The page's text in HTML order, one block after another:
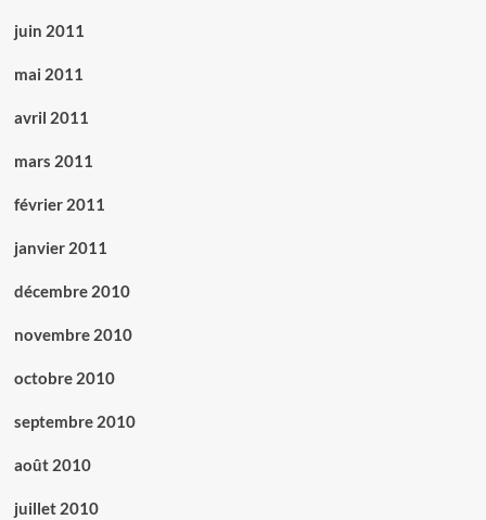
juin 2011
mai 2011
avril 2011
mars 2011
février 2011
janvier 2011
décembre 2010
novembre 2010
octobre 2010
septembre 2010
août 2010
juillet 2010